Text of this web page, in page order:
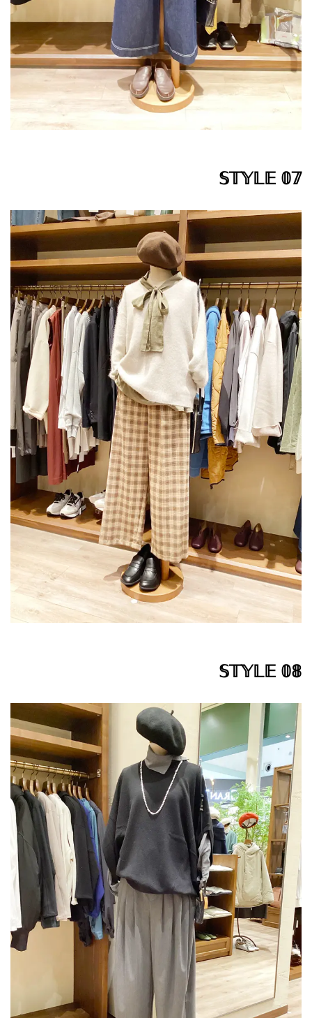
𝕊𝕋𝕐𝕃𝔼 𝟘𝟟
𝕊𝕋𝕐𝕃𝔼 𝟘𝟠